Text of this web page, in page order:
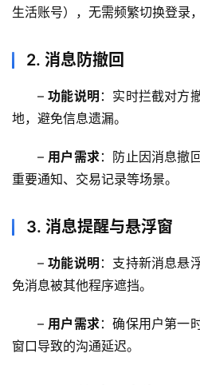
M
应
用
数
管
具
生活账号），无需频繁切换登录
2. 消息防撤回
– 功能说明 ：实时拦截对方
地，避免信息遗漏。
– 用户需求：防止因消息撤
重要通知、交易记录等场景。
3. 消息提醒与悬浮窗
– 功能说明 ：支持新消息悬
免消息被其他程序遮挡。
– 用户需求：确保用户第一
窗口导致的沟通延迟。